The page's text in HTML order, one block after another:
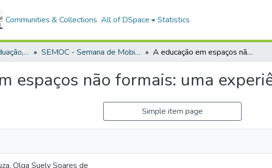
Communities & Collections All of DSpace Statistics
Pró-Reitoria de Graduação, Extensão e Ação Comunitária SEMOC - Semana de Mobilização Científica A educação em espaços não formais: uma experiência comunitária.
espaços não formais: uma
Simple item page
Olga Suely Soares de